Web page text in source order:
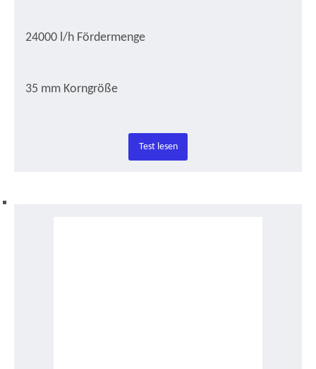
24000 l/h Fördermenge
35 mm Korngröße
Test lesen